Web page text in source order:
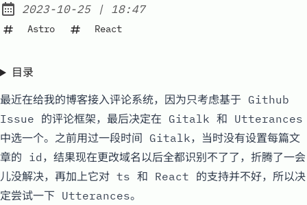
Posted on:
2023-10-25| at
18:47
Astro React
目录
最近在给我的博客接入评论系统，因为只考虑基于 Github
Issue 的评论框架，最后决定在 Gitalk 和 Utterances
中选一个。之前用过一段时间 Gitalk，当时没有设置每篇文
章的 id，结果现在更改域名以后全都识别不了了，折腾了一会
儿没解决，再加上它对 ts 和 React 的支持并不好，所以决
定尝试一下 Utterances。